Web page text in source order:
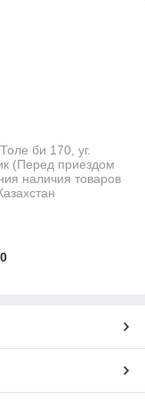
би 170, уг.
(Перед приездом
наличия товаров